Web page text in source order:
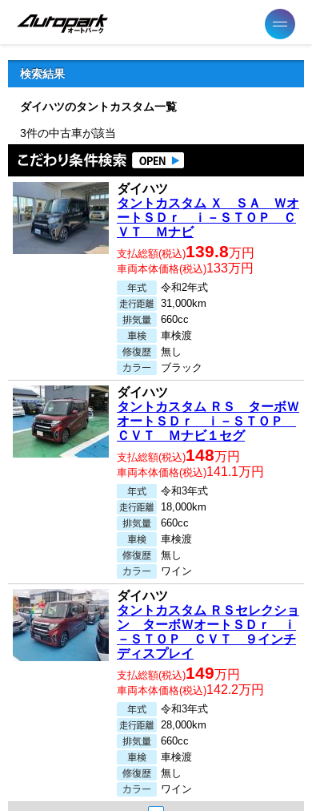
検索結果
ダイハツのタントカスタム一覧
3件の中古車が該当
ダイハツ
タントカスタム Ｘ ＳＡ Ｗオ
ートＳＤｒ ｉ－ＳＴＯＰ Ｃ
ＶＴ Ｍナビ
支払総額(税込)139.8万円
車両本体価格(税込)133万円
令和2年式
31,000km
660cc
車検渡
無し
ブラック
ダイハツ
タントカスタム ＲＳ ターボＷ
オートＳＤｒ ｉ－ＳＴＯＰ
ＣＶＴ Ｍナビ１セグ
支払総額(税込)148万円
車両本体価格(税込)141.1万円
令和3年式
18,000km
660cc
車検渡
無し
ワイン
ダイハツ
タントカスタム ＲＳセレクショ
ン ターボＷオートＳＤｒ ｉ
－ＳＴＯＰ ＣＶＴ ９インチ
ディスプレイ
支払総額(税込)149万円
車両本体価格(税込)142.2万円
令和3年式
28,000km
660cc
車検渡
無し
ワイン